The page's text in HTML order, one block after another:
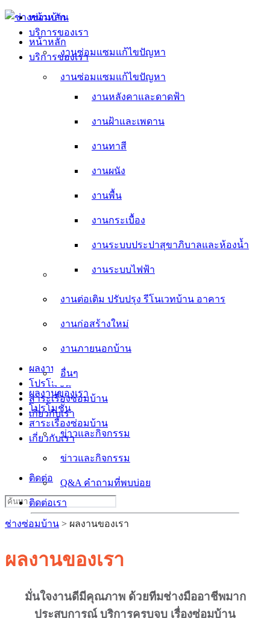
Skip
content
หน้าหลัก
บริการของเรา
งานซ่อมแซมแก้ไขปัญหา
งานหลังคาและดาดฟ้า
งานฝ้าและเพดาน
งานทาสี
งานผนัง
งานพื้น
งานกระเบื้อง
งานระบบประปาสุขาภิบาลและห้องน้ำ
งานระบบไฟฟ้า
งานต่อเติม ปรับปรุง รีโนเวทบ้าน อาคาร
งานก่อสร้างใหม่
งานภายนอกบ้าน
อื่นๆ
ผลงานของเรา
โปรโมชั่น
สาระเรื่องซ่อมบ้าน
เกี่ยวกับเรา
ข่าวและกิจกรรม
Q&A คำถามที่พบบ่อย
ติดต่อเรา
หน้าหลัก
บริการของเรา
งานซ่อมแซมแก้ไขปัญหา
งานหลังคาและดาดฟ้า
งานฝ้าและเพดาน
งานทาสี
งานผนัง
งานพื้น
งานกระเบื้อง
งานระบบประปาสุขาภิบาลและห้องน้ำ
งานระบบไฟฟ้า
งานต่อเติม ปรับปรุง รีโนเวทบ้าน อาคาร
งานก่อสร้างใหม่
งานภายนอกบ้าน
อื่นๆ
ผลงานของเรา
โปรโมชั่น
สาระเรื่องซ่อมบ้าน
เกี่ยวกับเรา
ข่าวและกิจกรรม
Q&A คำถามที่พบบ่อย
ติดต่อเรา
Search
for:
ช่างซ่อมบ้าน > ผลงานของเรา
ผลงานของเรา
มั่นใจงานดีมีคุณภาพ ด้วยทีมช่างมืออาชีพมาก
ประสบการณ์ บริการครบจบ เรื่องซ่อมบ้าน